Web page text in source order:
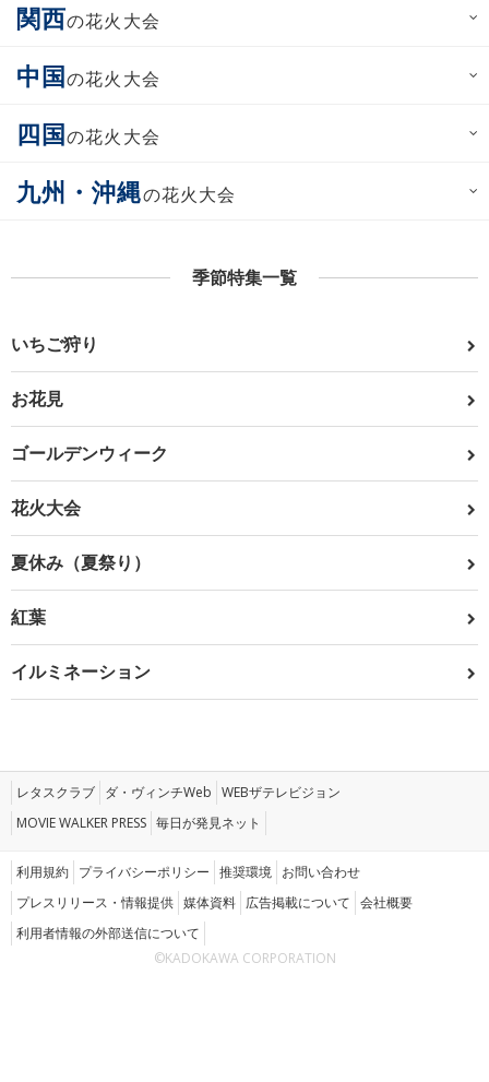
関西の花火大会
中国の花火大会
四国の花火大会
九州・沖縄の花火大会
季節特集一覧
いちご狩り
お花見
ゴールデンウィーク
花火大会
夏休み（夏祭り）
紅葉
イルミネーション
レタスクラブ ダ・ヴィンチWeb WEBザテレビジョン
MOVIE WALKER PRESS 毎日が発見ネット
利用規約 プライバシーポリシー 推奨環境 お問い合わせ
プレスリリース・情報提供 媒体資料 広告掲載について 会社概要
利用者情報の外部送信について
©KADOKAWA CORPORATION